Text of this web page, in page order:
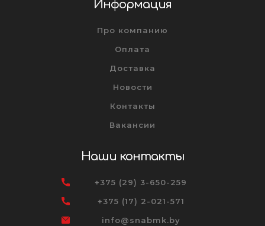
Информация
Про компанию
Оплата
Доставка
Новости
Контакты
Вакансии
Наши контакты
+375 (29) 3-650-259
+375 (17) 2-021-571
info@snabmk.by